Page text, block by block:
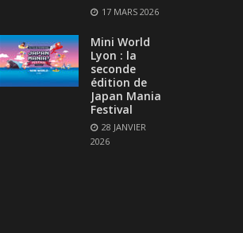
17 MARS 2026
Mini World
Lyon : la
seconde
édition de
Japan Mania
Festival
28 JANVIER
2026